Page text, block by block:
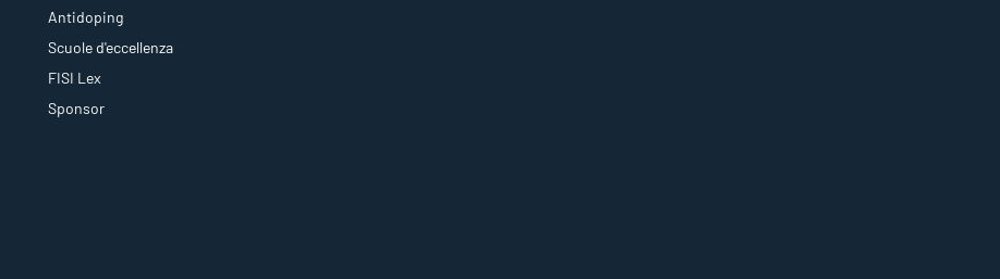
Antidoping
Scuole d'eccellenza
FISI Lex
Sponsor